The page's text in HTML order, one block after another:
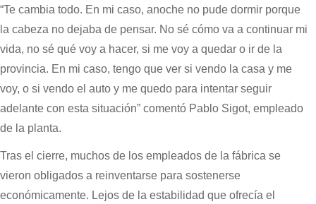
“Te cambia todo. En mi caso, anoche no pude dormir porque
la cabeza no dejaba de pensar. No sé cómo va a continuar mi
vida, no sé qué voy a hacer, si me voy a quedar o ir de la
provincia. En mi caso, tengo que ver si vendo la casa y me
voy, o si vendo el auto y me quedo para intentar seguir
adelante con esta situación” comentó Pablo Sigot, empleado
de la planta.
Tras el cierre, muchos de los empleados de la fábrica se
vieron obligados a reinventarse para sostenerse
económicamente. Lejos de la estabilidad que ofrecía el